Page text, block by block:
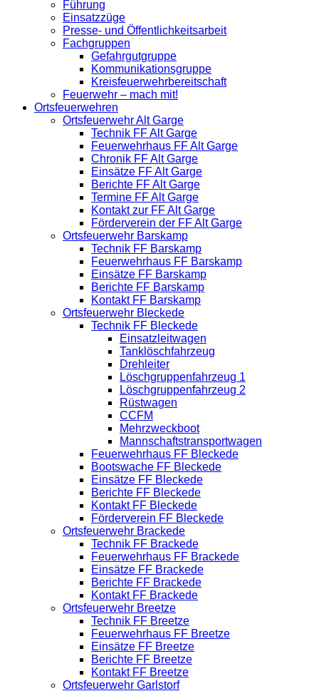
Führung
Einsatzzüge
Presse- und Öffentlichkeitsarbeit
Fachgruppen
Gefahrgutgruppe
Kommunikationsgruppe
Kreisfeuerwehrbereitschaft
Feuerwehr – mach mit!
Ortsfeuerwehren
Ortsfeuerwehr Alt Garge
Technik FF Alt Garge
Feuerwehrhaus FF Alt Garge
Chronik FF Alt Garge
Einsätze FF Alt Garge
Berichte FF Alt Garge
Termine FF Alt Garge
Kontakt zur FF Alt Garge
Förderverein der FF Alt Garge
Ortsfeuerwehr Barskamp
Technik FF Barskamp
Feuerwehrhaus FF Barskamp
Einsätze FF Barskamp
Berichte FF Barskamp
Kontakt FF Barskamp
Ortsfeuerwehr Bleckede
Technik FF Bleckede
Einsatzleitwagen
Tanklöschfahrzeug
Drehleiter
Löschgruppenfahrzeug 1
Löschgruppenfahrzeug 2
Rüstwagen
CCFM
Mehrzweckboot
Mannschaftstransportwagen
Feuerwehrhaus FF Bleckede
Bootswache FF Bleckede
Einsätze FF Bleckede
Berichte FF Bleckede
Kontakt FF Bleckede
Förderverein FF Bleckede
Ortsfeuerwehr Brackede
Technik FF Brackede
Feuerwehrhaus FF Brackede
Einsätze FF Brackede
Berichte FF Brackede
Kontakt FF Brackede
Ortsfeuerwehr Breetze
Technik FF Breetze
Feuerwehrhaus FF Breetze
Einsätze FF Breetze
Berichte FF Breetze
Kontakt FF Breetze
Ortsfeuerwehr Garlstorf